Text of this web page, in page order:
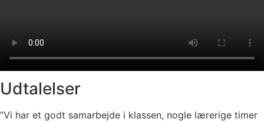
Udtalelser
”Vi har et godt samarbejde i klassen, nogle lærerige timer